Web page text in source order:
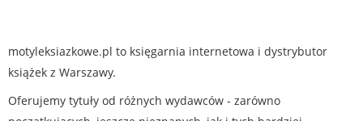
motyleksiazkowe.pl to księgarnia internetowa i dystrybutor
książek z Warszawy.
Oferujemy tytuły od różnych wydawców - zarówno